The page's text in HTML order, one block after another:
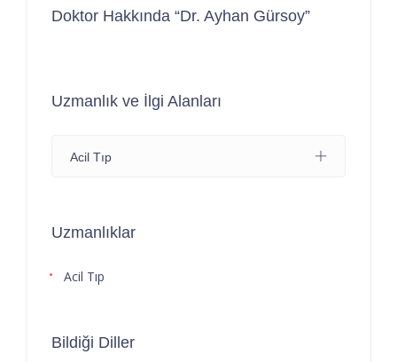
Doktor Hakkında “Dr. Ayhan Gürsoy”
Uzmanlık ve İlgi Alanları
Acil Tıp
Uzmanlıklar
Acil Tıp
Bildiği Diller